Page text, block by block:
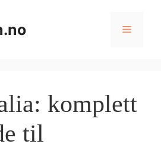
Meny
komplett
til